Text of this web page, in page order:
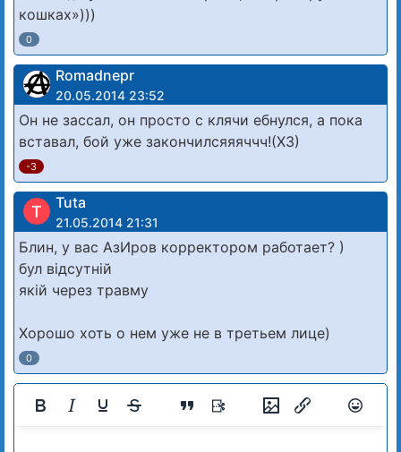
кошках»)))
0
Romadnepr
20.05.2014 23:52
Он не зассал, он просто с клячи ебнулся, а пока
вставал, бой уже закончилсяяяччч!(ХЗ)
-3
T Tuta
21.05.2014 21:31
Блин, у вас АзИров корректором работает? )
бул відсутній
якій через травму
Хорошо хоть о нем уже не в третьем лице)
0